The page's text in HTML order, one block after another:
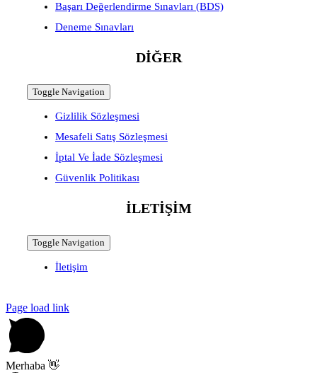
Başarı Değerlendirme Sınavları (BDS)
Deneme Sınavları
DİĞER
Toggle Navigation
Gizlilik Sözleşmesi
Mesafeli Satış Sözleşmesi
İptal Ve İade Sözleşmesi
Güvenlik Politikası
İLETİŞİM
Toggle Navigation
İletişim
Page load link
Merhaba 👋